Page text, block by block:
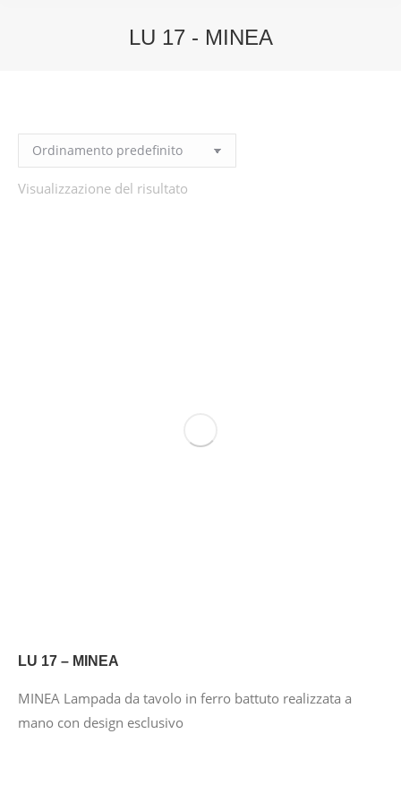
LU 17 - MINEA
Visualizzazione del risultato
LU 17 – MINEA
MINEA Lampada da tavolo in ferro battuto realizzata a
mano con design esclusivo